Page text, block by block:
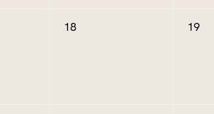
18 19